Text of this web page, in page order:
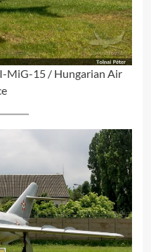
MiG-15 / Hungarian Air